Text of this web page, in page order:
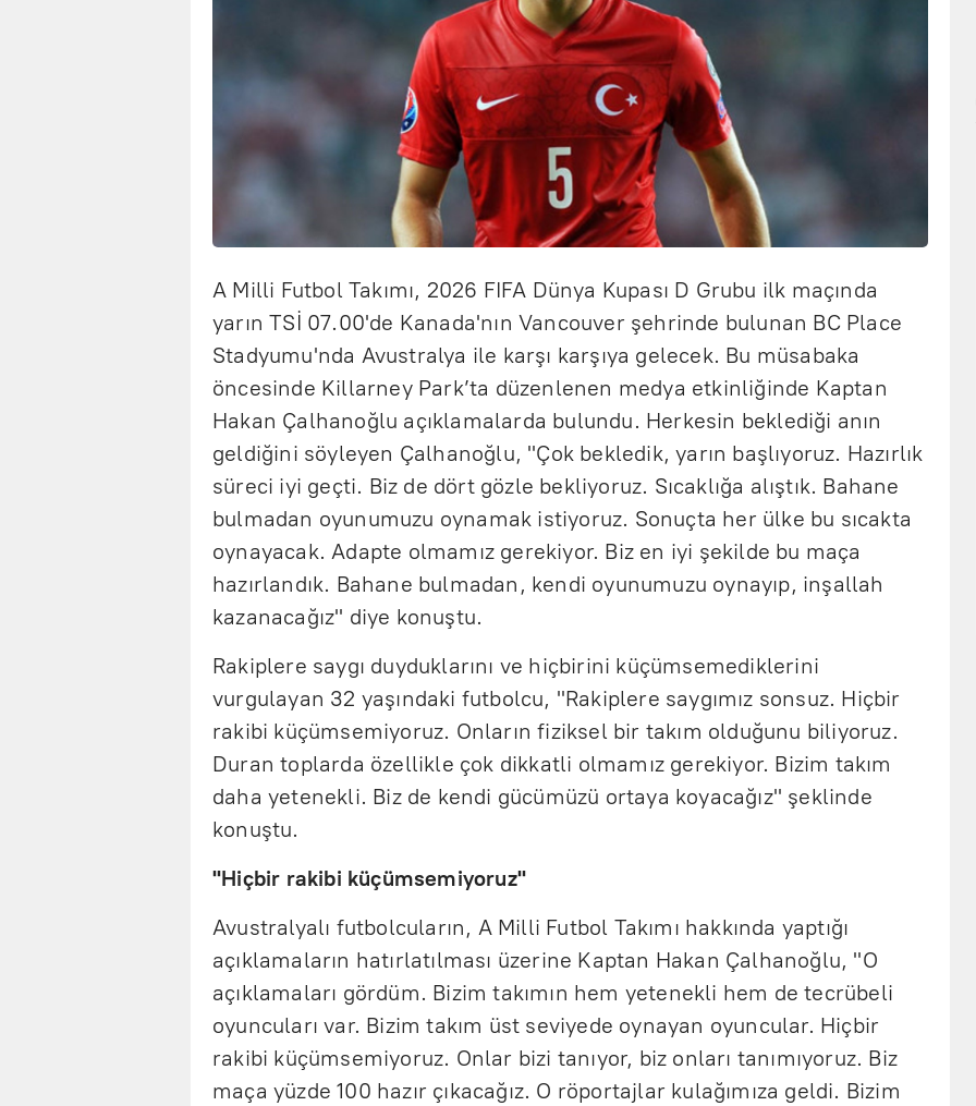
A Milli Futbol Takımı, 2026 FIFA Dünya Kupası D Grubu ilk maçında
yarın TSİ 07.00'de Kanada'nın Vancouver şehrinde bulunan BC Place
Stadyumu'nda Avustralya ile karşı karşıya gelecek. Bu müsabaka
öncesinde Killarney Park’ta düzenlenen medya etkinliğinde Kaptan
Hakan Çalhanoğlu açıklamalarda bulundu. Herkesin beklediği anın
geldiğini söyleyen Çalhanoğlu, "Çok bekledik, yarın başlıyoruz. Hazırlık
süreci iyi geçti. Biz de dört gözle bekliyoruz. Sıcaklığa alıştık. Bahane
bulmadan oyunumuzu oynamak istiyoruz. Sonuçta her ülke bu sıcakta
oynayacak. Adapte olmamız gerekiyor. Biz en iyi şekilde bu maça
hazırlandık. Bahane bulmadan, kendi oyunumuzu oynayıp, inşallah
kazanacağız" diye konuştu.
Rakiplere saygı duyduklarını ve hiçbirini küçümsemediklerini
vurgulayan 32 yaşındaki futbolcu, "Rakiplere saygımız sonsuz. Hiçbir
rakibi küçümsemiyoruz. Onların fiziksel bir takım olduğunu biliyoruz.
Duran toplarda özellikle çok dikkatli olmamız gerekiyor. Bizim takım
daha yetenekli. Biz de kendi gücümüzü ortaya koyacağız" şeklinde
konuştu.
"Hiçbir rakibi küçümsemiyoruz"
Avustralyalı futbolcuların, A Milli Futbol Takımı hakkında yaptığı
açıklamaların hatırlatılması üzerine Kaptan Hakan Çalhanoğlu, "O
açıklamaları gördüm. Bizim takımın hem yetenekli hem de tecrübeli
oyuncuları var. Bizim takım üst seviyede oynayan oyuncular. Hiçbir
rakibi küçümsemiyoruz. Onlar bizi tanıyor, biz onları tanımıyoruz. Biz
maça yüzde 100 hazır çıkacağız. O röportajlar kulağımıza geldi. Bizim